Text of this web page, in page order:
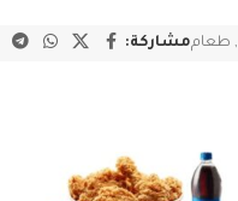
, طعاممشاركة: